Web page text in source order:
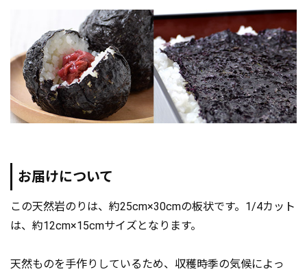
お届けについて
この天然岩のりは、約25cm×30cmの板状です。1/4カット
は、約12cm×15cmサイズとなります。
天然ものを手作りしているため、収穫時季の気候によっ